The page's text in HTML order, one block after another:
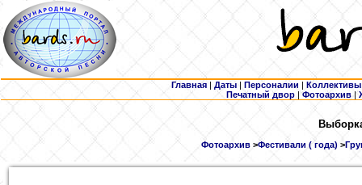
Главная | Даты | Персоналии | Коллективы
Печатный двор |Фотоархив |
Фотоархив>Фестивали ( года)>